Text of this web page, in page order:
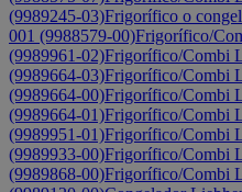
(9989245-03)Frigorífico o
001 (9988579-00)Frigorífico/
(9989961-02)Frigorífico/Combi
(9989664-03)Frigorífico/Combi
(9989664-00)Frigorífico/Combi
(9989664-01)Frigorífico/Combi
(9989951-01)Frigorífico/Combi
(9989933-00)Frigorífico/Combi
(9989868-00)Frigorífico/Combi